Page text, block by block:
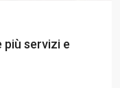
servizi e